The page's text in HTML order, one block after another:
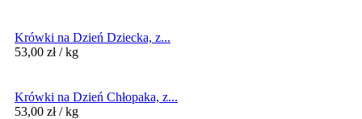
Krówki na Dzień Dziecka, z...
53,00 zł / kg
Krówki na Dzień Chłopaka, z...
53,00 zł / kg